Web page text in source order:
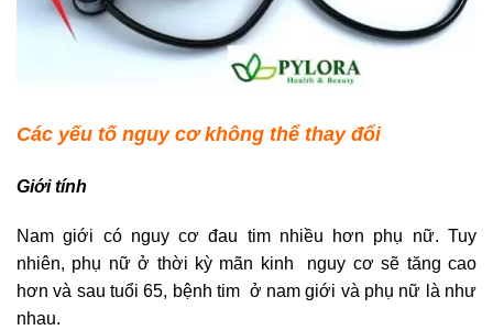
Các yếu tố nguy cơ không thể thay đổi
Giới tính
Nam giới có nguy cơ đau tim nhiều hơn phụ nữ. Tuy
nhiên, phụ nữ ở thời kỳ mãn kinh nguy cơ sẽ tăng cao
hơn và sau tuổi 65, bệnh tim ở nam giới và phụ nữ là như
nhau.